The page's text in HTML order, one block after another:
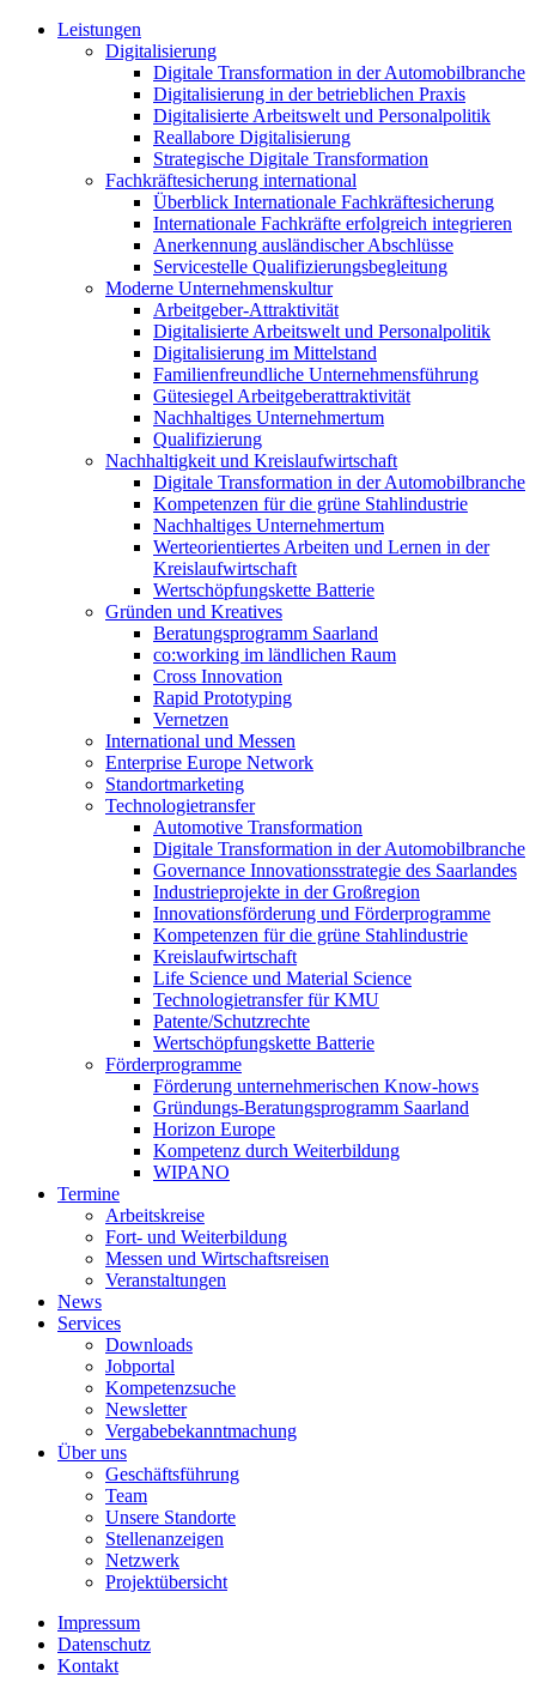
Leistungen
Digitalisierung
Digitale Transformation in der Automobilbranche
Digitalisierung in der betrieblichen Praxis
Digitalisierte Arbeitswelt und Personalpolitik
Reallabore Digitalisierung
Strategische Digitale Transformation
Fachkräftesicherung international
Überblick Internationale Fachkräftesicherung
Internationale Fachkräfte erfolgreich integrieren
Anerkennung ausländischer Abschlüsse
Servicestelle Qualifizierungsbegleitung
Moderne Unternehmenskultur
Arbeitgeber-Attraktivität
Digitalisierte Arbeitswelt und Personalpolitik
Digitalisierung im Mittelstand
Familienfreundliche Unternehmensführung
Gütesiegel Arbeitgeberattraktivität
Nachhaltiges Unternehmertum
Qualifizierung
Nachhaltigkeit und Kreislaufwirtschaft
Digitale Transformation in der Automobilbranche
Kompetenzen für die grüne Stahlindustrie
Nachhaltiges Unternehmertum
Werteorientiertes Arbeiten und Lernen in der
Kreislaufwirtschaft
Wertschöpfungskette Batterie
Gründen und Kreatives
Beratungsprogramm Saarland
co:working im ländlichen Raum
Cross Innovation
Rapid Prototyping
Vernetzen
International und Messen
Enterprise Europe Network
Standortmarketing
Technologietransfer
Automotive Transformation
Digitale Transformation in der Automobilbranche
Governance Innovationsstrategie des Saarlandes
Industrieprojekte in der Großregion
Innovationsförderung und Förderprogramme
Kompetenzen für die grüne Stahlindustrie
Kreislaufwirtschaft
Life Science und Material Science
Technologietransfer für KMU
Patente/Schutzrechte
Wertschöpfungskette Batterie
Förderprogramme
Förderung unternehmerischen Know-hows
Gründungs-Beratungsprogramm Saarland
Horizon Europe
Kompetenz durch Weiterbildung
WIPANO
Termine
Arbeitskreise
Fort- und Weiterbildung
Messen und Wirtschaftsreisen
Veranstaltungen
News
Services
Downloads
Jobportal
Kompetenzsuche
Newsletter
Vergabebekanntmachung
Über uns
Geschäftsführung
Team
Unsere Standorte
Stellenanzeigen
Netzwerk
Projektübersicht
Impressum
Datenschutz
Kontakt